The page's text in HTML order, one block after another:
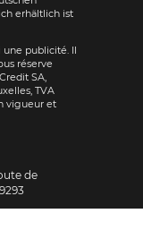
erhältlich ist
une publicité. Il
réserve
SA,
TVA
vigueur et
de